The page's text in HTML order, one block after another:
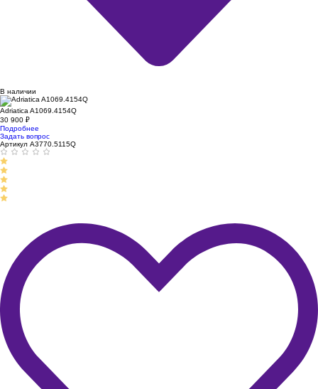
В наличии
Adriatica A1069.4154Q
30 900 ₽
Подробнее
Задать вопрос
Артикул A3770.5115Q